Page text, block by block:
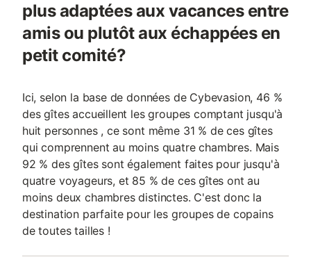
plus adaptées aux vacances entre
amis ou plutôt aux échappées en
petit comité?
Ici, selon la base de données de Cybevasion, 46 %
des gîtes accueillent les groupes comptant jusqu'à
huit personnes , ce sont même 31 % de ces gîtes
qui comprennent au moins quatre chambres. Mais
92 % des gîtes sont également faites pour jusqu'à
quatre voyageurs, et 85 % de ces gîtes ont au
moins deux chambres distinctes. C'est donc la
destination parfaite pour les groupes de copains
de toutes tailles !